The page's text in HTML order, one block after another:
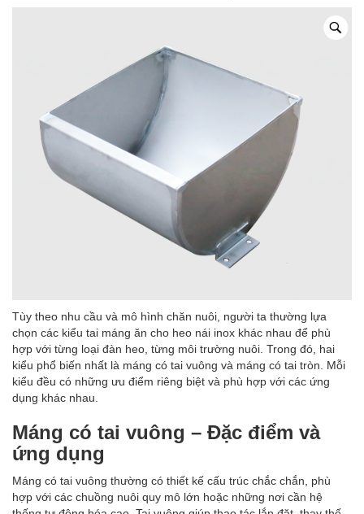
Tùy theo nhu cầu và mô hình chăn nuôi, người ta thường lựa
chọn các kiểu tai máng ăn cho heo nái inox khác nhau để phù
hợp với từng loại đàn heo, từng môi trường nuôi. Trong đó, hai
kiểu phổ biến nhất là máng có tai vuông và máng có tai tròn. Mỗi
kiểu đều có những ưu điểm riêng biệt và phù hợp với các ứng
dụng khác nhau.
Máng có tai vuông – Đặc điểm và
ứng dụng
Máng có tai vuông thường có thiết kế cấu trúc chắc chắn, phù
hợp với các chuồng nuôi quy mô lớn hoặc những nơi cần hệ